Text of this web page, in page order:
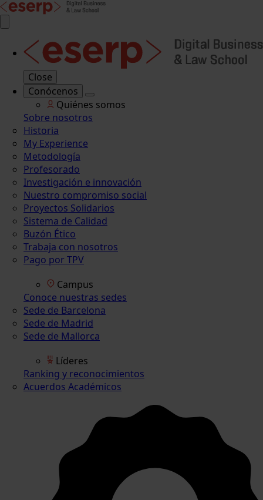
Close
Conócenos
Quiénes somos
Sobre nosotros
Historia
My Experience
Metodología
Profesorado
Investigación e innovación
Nuestro compromiso social
Proyectos Solidarios
Sistema de Calidad
Buzón Ético
Trabaja con nosotros
Pago por TPV
Campus
Conoce nuestras sedes
Sede de Barcelona
Sede de Madrid
Sede de Mallorca
Líderes
Ranking y reconocimientos
Acuerdos Académicos